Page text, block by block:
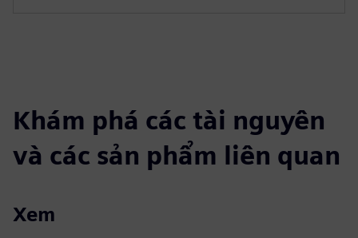
Khám phá các tài nguyên
và các sản phẩm liên quan
Xem